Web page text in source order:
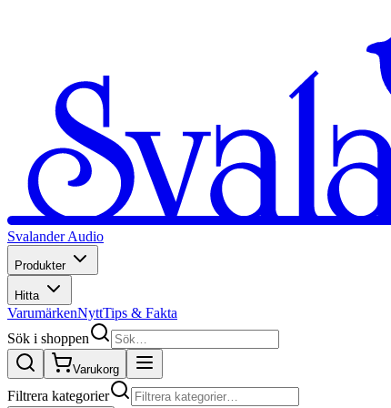
Svalander Audio
Produkter
Hitta
VarumärkenNyttTips & Fakta
Sök i shoppen
Varukorg
Filtrera kategorier